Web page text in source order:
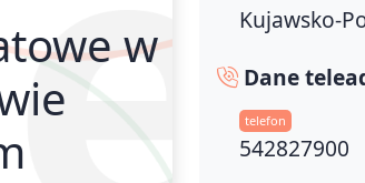
w
Kujawsko-
Dane
telefon
542827900